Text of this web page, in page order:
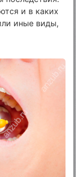
и в каких
иные виды,